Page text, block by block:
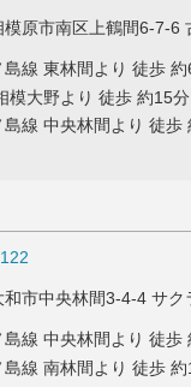
模原市南区上鶴間6-7-6
島線 東林間より 徒歩 約
模大野より 徒歩 約15分
島線 中央林間より 徒歩
和市中央林間3-4-4 サク
島線 中央林間より 徒歩
島線 南林間より 徒歩